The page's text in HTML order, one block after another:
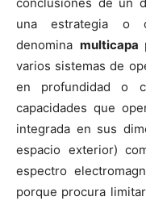
conclusiones de un
una estrategia o
denomina multicapa
varios sistemas de
en profundidad o
capacidades que
integrada en sus
espacio exterior)
espectro
porque procura